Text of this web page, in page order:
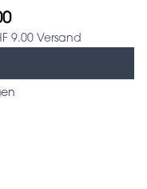
9.00 Versand